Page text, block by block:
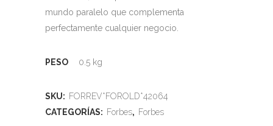
mundo paralelo que complementa
perfectamente cualquier negocio.
PESO 0.5 kg
SKU: FORREV*FOROLD*42064
CATEGORÍAS: Forbes, Forbes